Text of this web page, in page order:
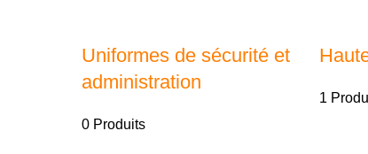
Uniformes de sécurité et
administration
0 Produits
1